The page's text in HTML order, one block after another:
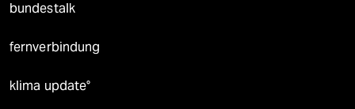
bundestalk
fernverbindung
klima update°